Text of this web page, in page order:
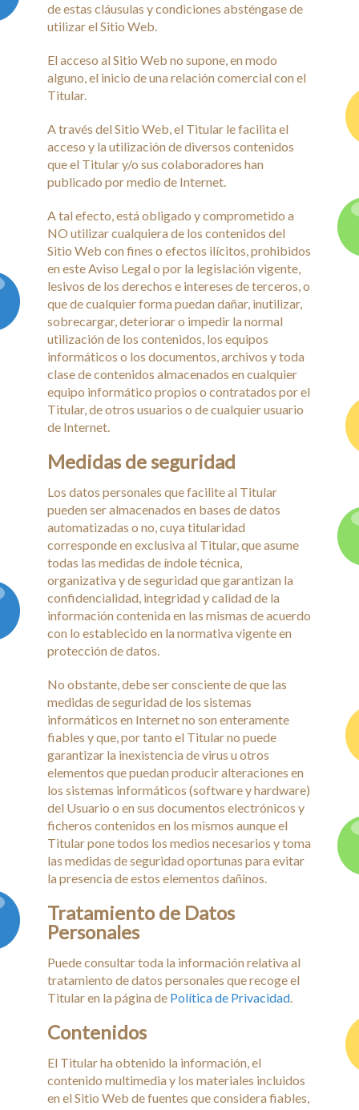
de estas cláusulas y condiciones absténgase de
utilizar el Sitio Web.
El acceso al Sitio Web no supone, en modo
alguno, el inicio de una relación comercial con el
Titular.
A través del Sitio Web, el Titular le facilita el
acceso y la utilización de diversos contenidos
que el Titular y/o sus colaboradores han
publicado por medio de Internet.
A tal efecto, está obligado y comprometido a
NO utilizar cualquiera de los contenidos del
Sitio Web con fines o efectos ilícitos, prohibidos
en este Aviso Legal o por la legislación vigente,
lesivos de los derechos e intereses de terceros, o
que de cualquier forma puedan dañar, inutilizar,
sobrecargar, deteriorar o impedir la normal
utilización de los contenidos, los equipos
informáticos o los documentos, archivos y toda
clase de contenidos almacenados en cualquier
equipo informático propios o contratados por el
Titular, de otros usuarios o de cualquier usuario
de Internet.
Medidas de seguridad
Los datos personales que facilite al Titular
pueden ser almacenados en bases de datos
automatizadas o no, cuya titularidad
corresponde en exclusiva al Titular, que asume
todas las medidas de índole técnica,
organizativa y de seguridad que garantizan la
confidencialidad, integridad y calidad de la
información contenida en las mismas de acuerdo
con lo establecido en la normativa vigente en
protección de datos.
No obstante, debe ser consciente de que las
medidas de seguridad de los sistemas
informáticos en Internet no son enteramente
fiables y que, por tanto el Titular no puede
garantizar la inexistencia de virus u otros
elementos que puedan producir alteraciones en
los sistemas informáticos (software y hardware)
del Usuario o en sus documentos electrónicos y
ficheros contenidos en los mismos aunque el
Titular pone todos los medios necesarios y toma
las medidas de seguridad oportunas para evitar
la presencia de estos elementos dañinos.
Tratamiento de Datos
Personales
Puede consultar toda la información relativa al
tratamiento de datos personales que recoge el
Titular en la página de Política de Privacidad.
Contenidos
El Titular ha obtenido la información, el
contenido multimedia y los materiales incluidos
en el Sitio Web de fuentes que considera fiables,